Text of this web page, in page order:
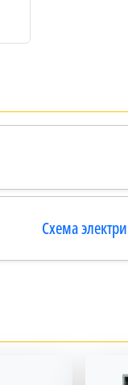
Схема